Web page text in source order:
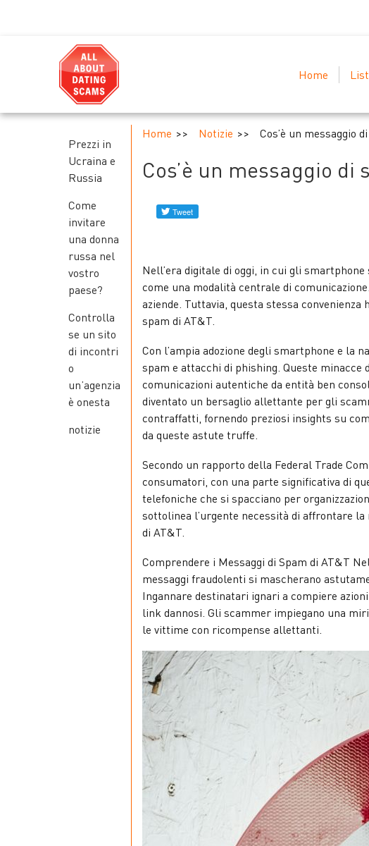
Home
Prezzi in
Ucraina e
Russia
Come
invitare
una donna
russa nel
vostro
paese?
Controlla
se un sito
di incontri
o
un’agenzia
è onesta
notizie
Home Notizie Cos’è un messaggio
Cos’è un messaggio di
Nell’era digitale di oggi, in cui gli
come una modalità centrale di
aziende. Tuttavia, questa stessa
spam di AT&T.
Con l’ampia adozione degli smartphone e la
spam e attacchi di phishing. Queste
comunicazioni autentiche da entità ben
diventato un bersaglio allettante per gli
contraffatti, fornendo preziosi insights su
da queste astute truffe.
Secondo un rapporto della Federal Trade
consumatori, con una parte significativa di
telefoniche che si spacciano per
sottolinea l’urgente necessità di affrontare
di AT&T.
Comprendere i Messaggi di Spam di AT&T
messaggi fraudolenti si mascherano
Ingannare destinatari ignari a compiere
link dannosi. Gli scammer impiegano una
le vittime con ricompense allettanti.